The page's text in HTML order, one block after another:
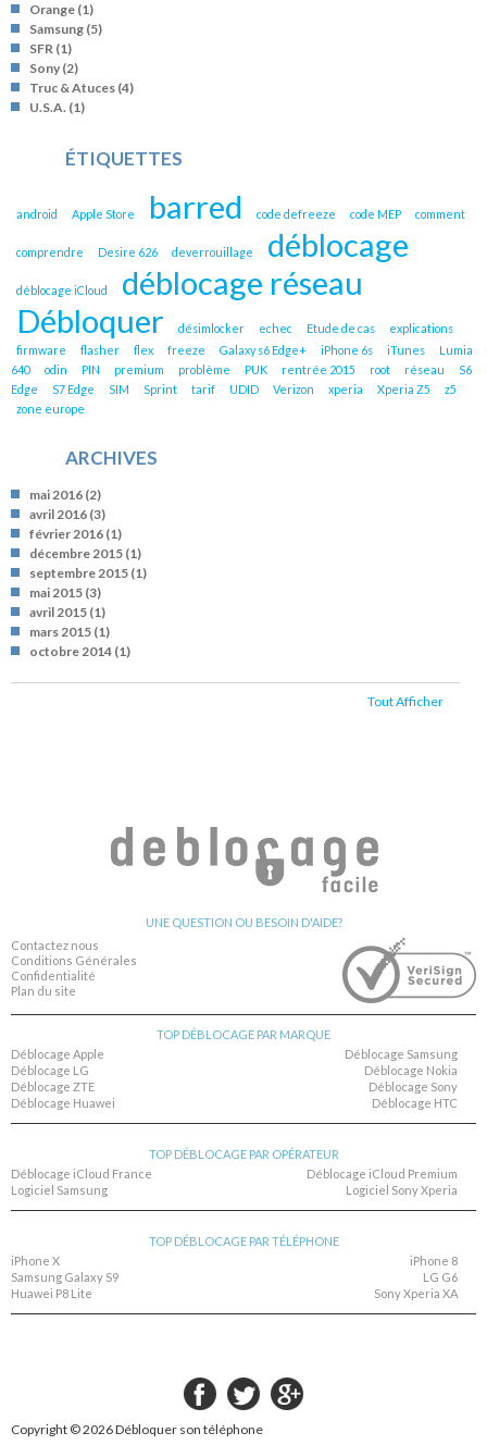
Orange (1)
Samsung (5)
SFR (1)
Sony (2)
Truc & Atuces (4)
U.S.A. (1)
ÉTIQUETTES
android Apple Store barred code defreeze code MEP comment
comprendre Desire 626 deverrouillage déblocage
déblocage iCloud
déblocage réseau
Débloquer
désimlocker echec Etude de cas
explications
firmware
flasher flex freeze Galaxy s6 Edge+ iPhone 6s iTunes
Lumia
640
odin PIN premium problème PUK rentrée 2015 root réseau
S6
Edge
S7 Edge SIM Sprint tarif UDID Verizon xperia Xperia Z5
z5
zone europe
ARCHIVES
mai 2016 (2)
avril 2016 (3)
février 2016 (1)
décembre 2015 (1)
septembre 2015 (1)
mai 2015 (3)
avril 2015 (1)
mars 2015 (1)
octobre 2014 (1)
Tout Afficher
UNE QUESTION OU BESOIN D'AIDE?
Contactez nous
Conditions Générales
Confidentialité
Plan du site
TOP DÉBLOCAGE PAR MARQUE
Déblocage Apple
Déblocage Samsung
Déblocage LG
Déblocage Nokia
Déblocage ZTE
Déblocage Sony
Déblocage Huawei
Déblocage HTC
TOP DÉBLOCAGE PAR OPÉRATEUR
Déblocage iCloud France
Déblocage iCloud Premium
Logiciel Samsung
Logiciel Sony Xperia
TOP DÉBLOCAGE PAR TÉLÉPHONE
iPhone X
iPhone 8
Samsung Galaxy S9
LG G6
Huawei P8 Lite
Sony Xperia XA
Copyright © 2026Débloquer son téléphone